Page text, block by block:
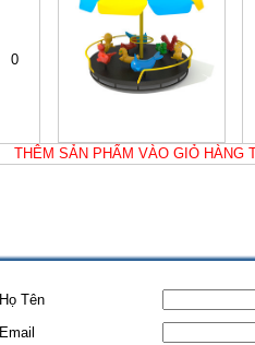
0
THÊM SẢN PHẨM VÀO GIỎ HÀNG
Họ Tên
Email